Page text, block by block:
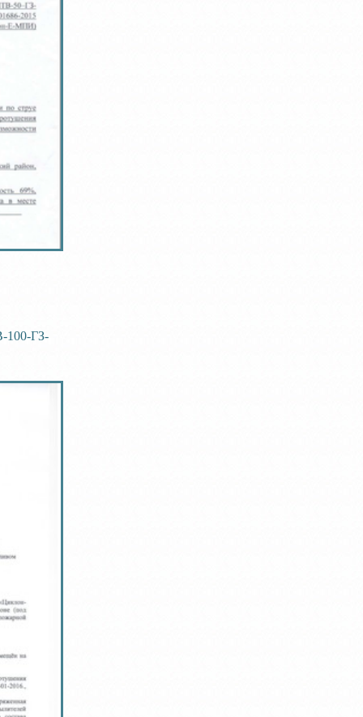
100-ГЗ-